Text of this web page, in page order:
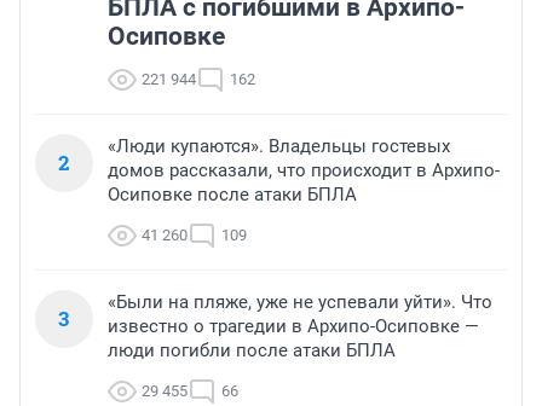
БПЛА с погибшими в Архипо-
Осиповке
221 944 162
2
«Люди купаются». Владельцы гостевых
домов рассказали, что происходит в Архипо-
Осиповке после атаки БПЛА
41 260 109
3
«Были на пляже, уже не успевали уйти». Что
известно о трагедии в Архипо-Осиповке —
люди погибли после атаки БПЛА
29 455 66